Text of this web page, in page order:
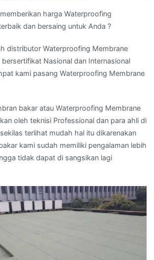
harga Waterproofing
dan bersaing untuk Anda ?
distributor Waterproofing Membrane
Nasional dan Internasional
kami pasang Waterproofing Membrane
bakar atau Waterproofing Membrane
oleh teknisi Professional dan para ahli di
terlihat mudah hal itu dikarenakan
kami sudah memiliki pengalaman lebih
tidak dapat di sangsikan lagi